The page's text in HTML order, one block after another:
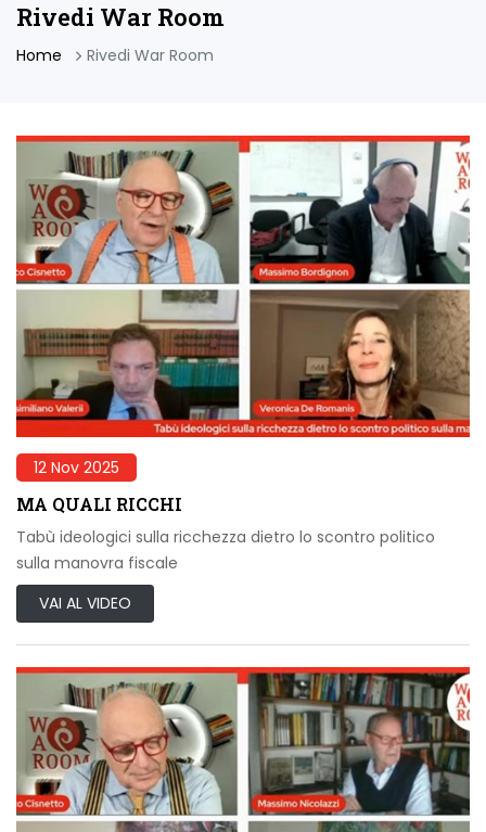
Rivedi War Room
Home Rivedi War Room
12 Nov 2025
MA QUALI RICCHI
Tabù ideologici sulla ricchezza dietro lo scontro politico
sulla manovra fiscale
VAI AL VIDEO